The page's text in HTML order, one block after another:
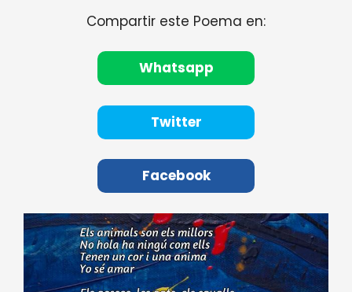
Compartir este Poema en:
Whatsapp
Twitter
Facebook